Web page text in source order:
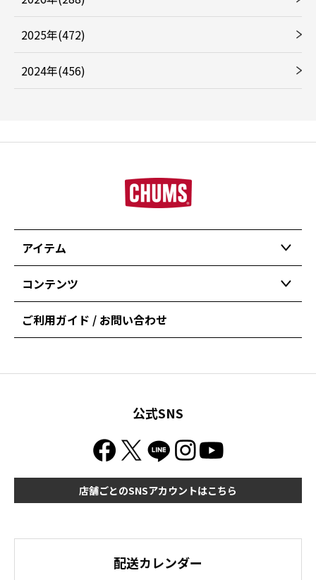
2025年(472)
2024年(456)
アイテム
コンテンツ
ご利用ガイド / お問い合わせ
公式SNS
店舗ごとのSNSアカウントはこちら
配送カレンダー